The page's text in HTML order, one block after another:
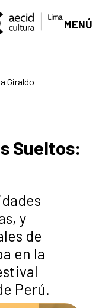
MENÚ
Giraldo
Sueltos:
y
de
en la
Perú.